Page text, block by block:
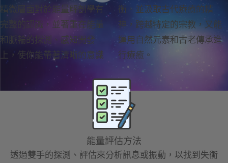
精微層面對於能量解剖學有
完整的認識，並著重在能量
和脈輪的探測、感知開發
上，使你能帶著清晰的意識
衡。並汲取古代療癒的精
神，跨越特定的宗教，又能
運用自然元素和古老傳承進
行療癒。
能量評估方法
透過雙手的探測、評估來分析訊息或振動，以找到失衡